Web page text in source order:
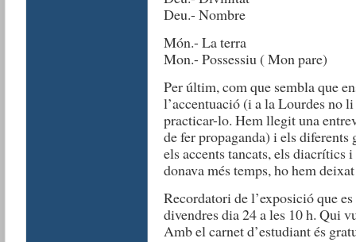
Deu.- Nombre
Món.- La terra
Mon.- Possessiu ( Mon pare)
Per últim, com que sembla que
l’accentuació (i a la Lourdes no
practicar-lo. Hem llegit una
de fer propaganda) i els diferents
els accents tancats, els diacrítics
donava més temps, ho hem
Recordatori de l’exposició que
divendres dia 24 a les 10 h. Qui
Amb el carnet d’estudiant és